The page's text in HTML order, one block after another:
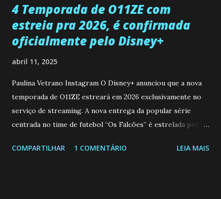
4 Temporada de O11ZE com
estreia pra 2026, é confirmada
oficialmente pelo Disney+
abril 11, 2025
Paulina Vetrano Instagram O Disney+ anunciou que a nova
temporada de O11ZE estreará em 2026 exclusivamente no
serviço de streaming. A nova entrega da popular série
centrada no time de futebol “Os Falcões” é estrelada por
Brum (Dedé), que voltam a interpretar seus personagens
COMPARTILHAR 1 COMENTÁRIO LEIA MAIS